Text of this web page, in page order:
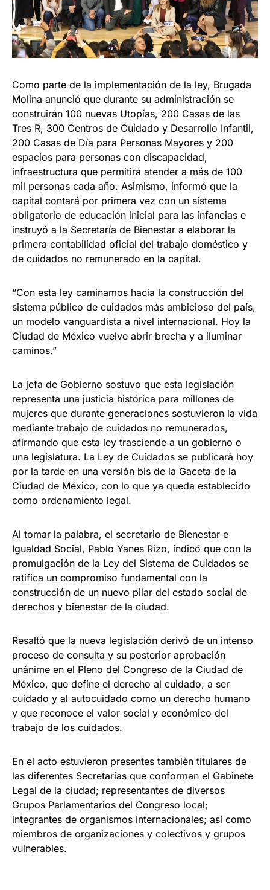
Como parte de la implementación de la ley, Brugada
Molina anunció que durante su administración se
construirán 100 nuevas Utopías, 200 Casas de las
Tres R, 300 Centros de Cuidado y Desarrollo Infantil,
200 Casas de Día para Personas Mayores y 200
espacios para personas con discapacidad,
infraestructura que permitirá atender a más de 100
mil personas cada año. Asimismo, informó que la
capital contará por primera vez con un sistema
obligatorio de educación inicial para las infancias e
instruyó a la Secretaría de Bienestar a elaborar la
primera contabilidad oficial del trabajo doméstico y
de cuidados no remunerado en la capital.
“Con esta ley caminamos hacia la construcción del
sistema público de cuidados más ambicioso del país,
un modelo vanguardista a nivel internacional. Hoy la
Ciudad de México vuelve abrir brecha y a iluminar
caminos.”
La jefa de Gobierno sostuvo que esta legislación
representa una justicia histórica para millones de
mujeres que durante generaciones sostuvieron la vida
mediante trabajo de cuidados no remunerados,
afirmando que esta ley trasciende a un gobierno o
una legislatura. La Ley de Cuidados se publicará hoy
por la tarde en una versión bis de la Gaceta de la
Ciudad de México, con lo que ya queda establecido
como ordenamiento legal.
Al tomar la palabra, el secretario de Bienestar e
Igualdad Social, Pablo Yanes Rizo, indicó que con la
promulgación de la Ley del Sistema de Cuidados se
ratifica un compromiso fundamental con la
construcción de un nuevo pilar del estado social de
derechos y bienestar de la ciudad.
Resaltó que la nueva legislación derivó de un intenso
proceso de consulta y su posterior aprobación
unánime en el Pleno del Congreso de la Ciudad de
México, que define el derecho al cuidado, a ser
cuidado y al autocuidado como un derecho humano
y que reconoce el valor social y económico del
trabajo de los cuidados.
En el acto estuvieron presentes también titulares de
las diferentes Secretarías que conforman el Gabinete
Legal de la ciudad; representantes de diversos
Grupos Parlamentarios del Congreso local;
integrantes de organismos internacionales; así como
miembros de organizaciones y colectivos y grupos
vulnerables.